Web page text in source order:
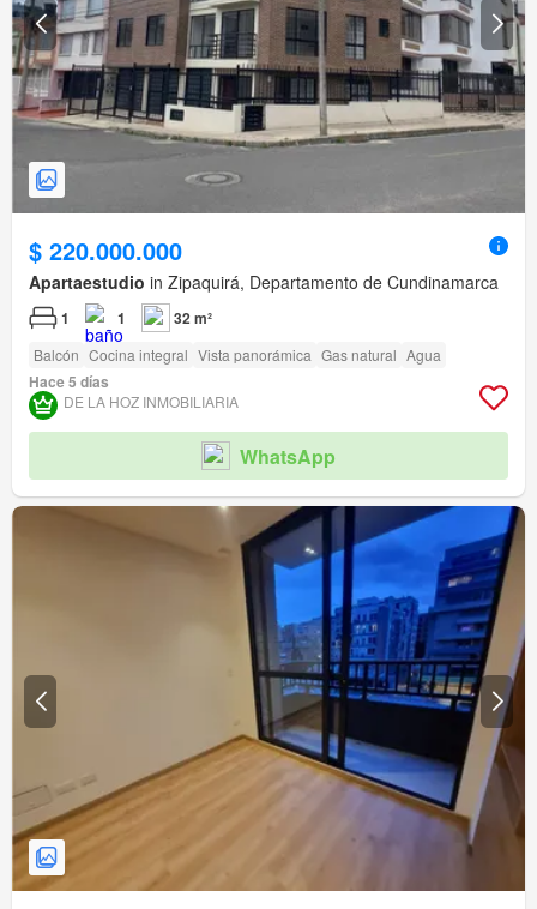
$ 220.000.000
Apartaestudio in Zipaquirá, Departamento de Cundinamarca
1 1 32 m²
Balcón Cocina integral Vista panorámica Gas natural Agua
Hace 5 días
DE LA HOZ INMOBILIARIA
WhatsApp